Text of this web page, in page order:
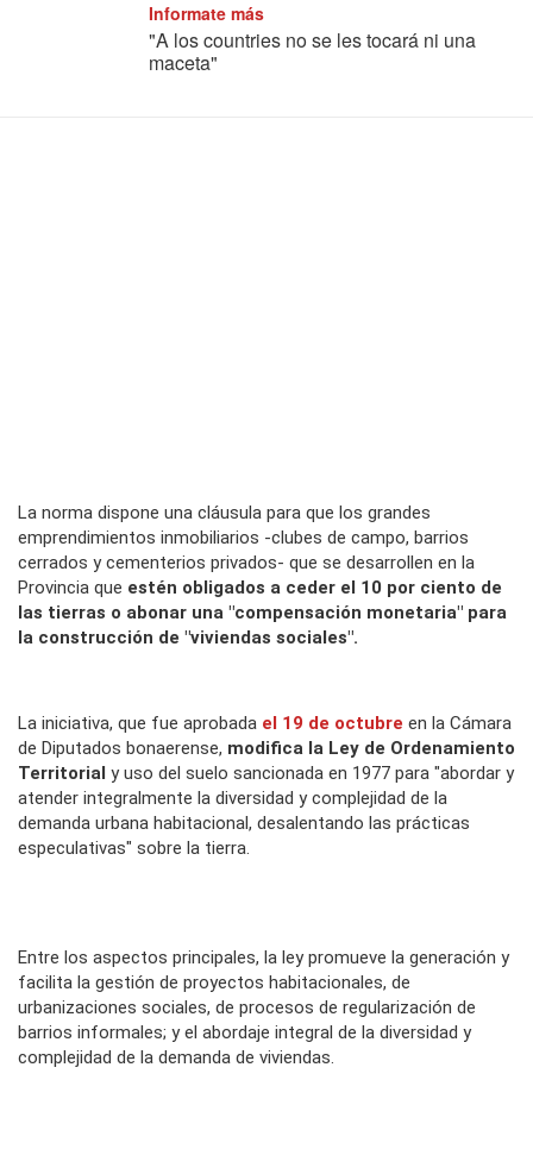
Informate más
"A los countries no se les tocará ni una
maceta"
La norma dispone una cláusula para que los grandes
emprendimientos inmobiliarios -clubes de campo, barrios
cerrados y cementerios privados- que se desarrollen en la
Provincia que estén obligados a ceder el 10 por ciento de
las tierras o abonar una "compensación monetaria" para
la construcción de "viviendas sociales".
La iniciativa, que fue aprobada el 19 de octubre en la Cámara
de Diputados bonaerense, modifica la Ley de Ordenamiento
Territorial y uso del suelo sancionada en 1977 para "abordar y
atender integralmente la diversidad y complejidad de la
demanda urbana habitacional, desalentando las prácticas
especulativas" sobre la tierra.
Entre los aspectos principales, la ley promueve la generación y
facilita la gestión de proyectos habitacionales, de
urbanizaciones sociales, de procesos de regularización de
barrios informales; y el abordaje integral de la diversidad y
complejidad de la demanda de viviendas.